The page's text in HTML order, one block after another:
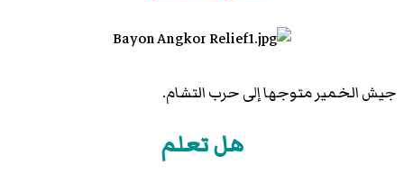
جيش الخمير متوجها إلى حرب التشام.
هل تعلم